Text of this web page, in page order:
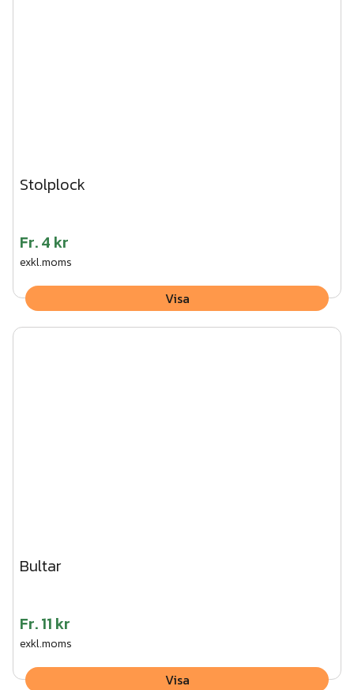
Stolplock
Fr.4 kr
exkl.moms
Visa
Bultar
Fr.11 kr
exkl.moms
Visa